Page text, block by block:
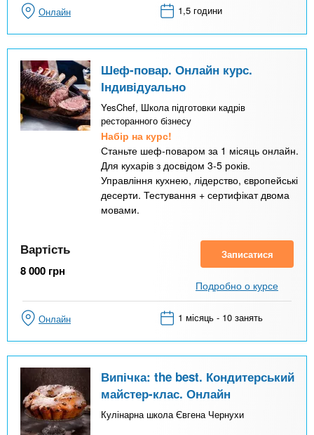
Онлайн 1,5 години
Шеф-повар. Онлайн курс.
Індивідуально
YesChef, Школа підготовки кадрів
ресторанного бізнесу
Набір на курс!
Станьте шеф-поваром за 1 місяць онлайн.
Для кухарів з досвідом 3-5 років.
Управління кухнею, лідерство, європейські
десерти. Тестування + сертифікат двома
мовами.
Вартість
8 000 грн
Записатися
Подробно о курсе
Онлайн 1 місяць - 10 занять
Випічка: the best. Кондитерський
майстер-клас. Онлайн
Кулінарна школа Євгена Чернухи